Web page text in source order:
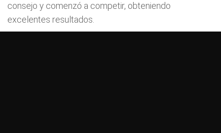
consejo y comenzó a competir, obteniendo
excelentes resultados.